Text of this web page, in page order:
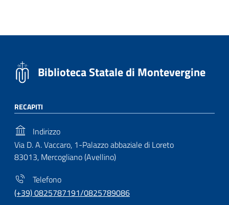
Biblioteca Statale di Montevergine
RECAPITI
Indirizzo
Via D. A. Vaccaro, 1-Palazzo abbaziale di Loreto
83013, Mercogliano (Avellino)
Telefono
(+39) 0825787191/0825789086